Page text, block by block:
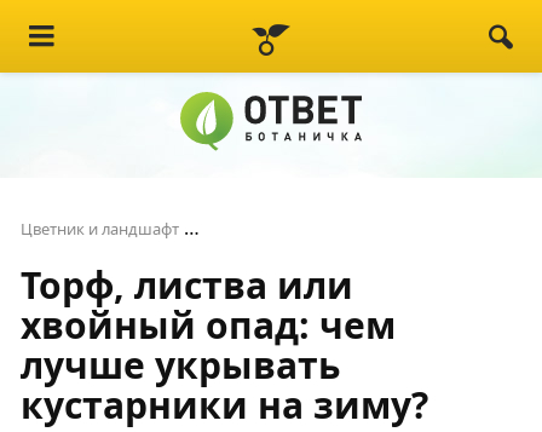
Цветник и ландшафт
Торф, листва или
хвойный опад: чем
лучше укрывать
кустарники на зиму?